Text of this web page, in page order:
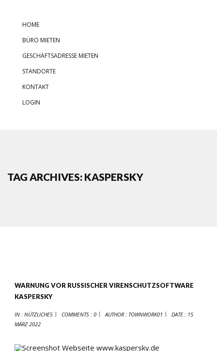
HOME
BÜRO MIETEN
GESCHÄFTSADRESSE MIETEN
STANDORTE
KONTAKT
LOGIN
TAG ARCHIVES: KASPERSKY
WARNUNG VOR RUSSISCHER VIRENSCHUTZSOFTWARE
KASPERSKY
IN : NÜTZLICHES COMMENTS : 0 AUTHOR : TOWNWORK01 DATE : 15
MÄRZ 2022